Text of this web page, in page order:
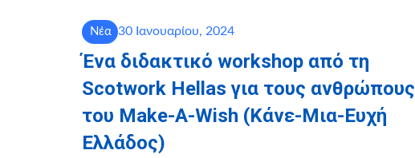
Νέα 30 Ιανουαρίου, 2024
Ένα διδακτικό workshop από τη
Scotwork Hellas για τους ανθρώπους
του Make-A-Wish (Κάνε-Μια-Ευχή
Ελλάδος)